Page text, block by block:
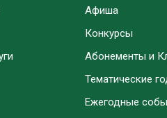
Афиша
Конкурсы
Абонементы и
Тематические
Ежегодные